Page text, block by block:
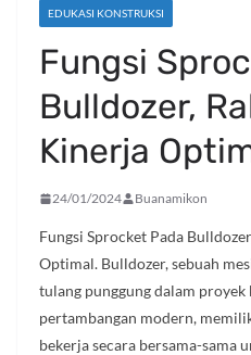
EDUKASI KONSTRUKSI
Fungsi
Bulldozer,
Kinerja
24/01/2024 Buanamikon
Fungsi Sprocket Pada
Optimal. Bulldozer, sebuah
tulang punggung dalam proyek
pertambangan modern,
bekerja secara bersama-sama